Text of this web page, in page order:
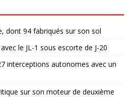
dont 94 fabriqués sur son sol
le JL-1 sous escorte de J-20
interceptions autonomes avec un
sur son moteur de deuxième